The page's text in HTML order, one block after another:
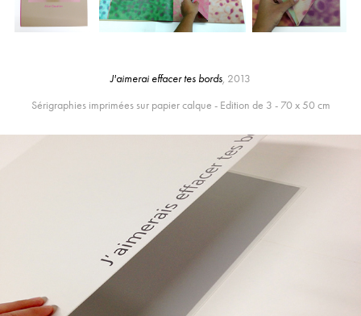
J'aimerai effacer tes bords, 2013
Sérigraphies imprimées sur papier calque - Edition de 3 - 70 x 50 cm